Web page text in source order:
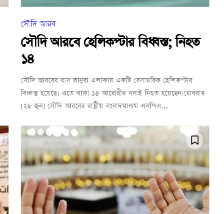
সৌদি আরব
সৌদি আরবে হেলিকপ্টার বিধ্বস্ত; নিহত
১৪
সৌদি আরবের রাস তানুরা এলাকায় একটি বেসামরিক হেলিকপ্টার
বিধ্বস্ত হয়েছে। এতে থাকা ১৪ আরোহীর সবাই নিহত হয়েছেন।রোববার
(২৮ জুন) সৌদি আরবের রাষ্ট্রীয় সংবাদমাধ্যম এসপিএ...